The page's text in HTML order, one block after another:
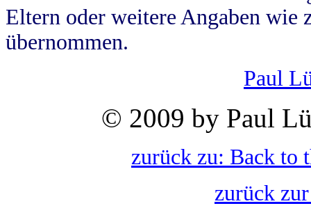
Eltern oder weitere Angaben wie
übernommen.
Paul
© 2009 by Paul
zurück zu: Back to
zurück